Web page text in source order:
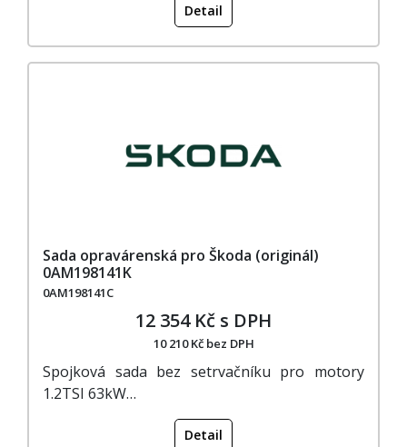
Detail
Sada opravárenská pro Škoda (originál)
0AM198141K
0AM198141C
12 354 Kč s DPH
10 210 Kč bez DPH
Spojková sada bez setrvačníku pro motory
1.2TSI 63kW…
Detail